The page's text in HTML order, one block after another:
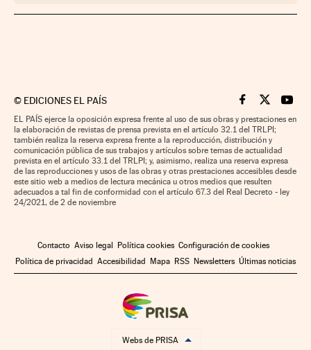
© EDICIONES EL PAÍS Cinco Días en
Cinco Días
Cinco
EL PAÍS ejerce la oposición expresa frente al uso de sus obras y prestaciones en
la elaboración de revistas de prensa prevista en el artículo 32.1 del TRLPI;
también realiza la reserva expresa frente a la reproducción, distribución y
comunicación pública de sus trabajos y artículos sobre temas de actualidad
prevista en el artículo 33.1 del TRLPI; y, asimismo, realiza una reserva expresa
de las reproducciones y usos de las obras y otras prestaciones accesibles desde
este sitio web a medios de lectura mecánica u otros medios que resulten
adecuados a tal fin de conformidad con el artículo 67.3 del Real Decreto - ley
24/2021, de 2 de noviembre
Contacto Aviso legal Política cookies Configuración de cookies
Política de privacidad Accesibilidad Mapa RSS Newsletters Últimas noticias
Webs de PRISA